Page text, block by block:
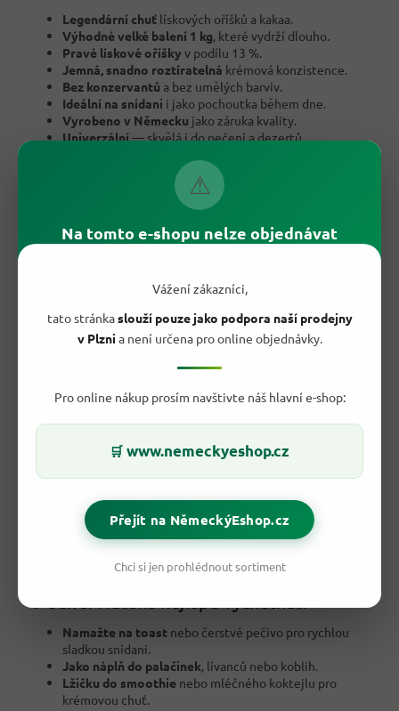
⚠
Na tomto e-shopu nelze objednávat
Vážení zákazníci,
tato stránkaslouží pouze jako podpora naší prodejny
v Plznia není určena pro online objednávky.
Pro online nákup prosím navštivte náš hlavní e-shop:
🛒 www.nemeckyeshop.cz
Přejít na NěmeckýEshop.cz
Chci si jen prohlédnout sortiment
Legendární chuť lískových oříšků a kakaa.
Výhodné velké balení 1 kg, které vydrží dlouho.
Pravé lískové oříšky v podílu 13 %.
Jemná, snadno roztíratelná krémová konzistence.
Bez konzervantů a bez umělých barviv.
Ideální na snídani i jako pochoutka během dne.
Vyrobeno v Německu jako záruka kvality.
Univerzální— skvělá i do pečení a dezertů.
💪 Co vaše rodina ocení nejvíc?
na který se těší děti i dospělí. Plnáoříšková chuťa
krémová strukturapotěší i ty nejnáročnější mlsaly. Díky
velkému balení 1 kgnemusíte řešit, že vám dojde uprostřed
Namažte na toast nebo čerstvé pečivo pro rychlou
sladkou snídani.
Jako náplň do palačinek, lívanců nebo koblih.
Lžičku do smoothie nebo mléčného koktejlu pro
krémovou chuť.